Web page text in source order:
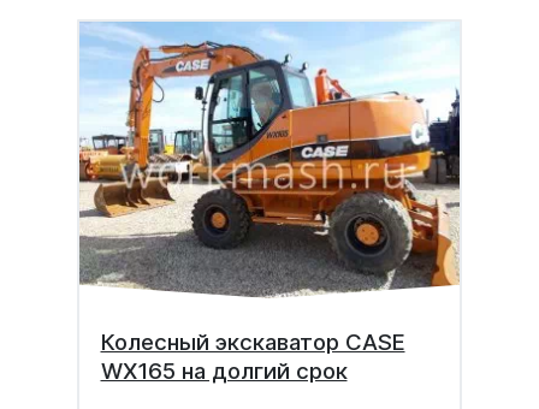
Колесный экскаватор CASE
WX165 на долгий срок